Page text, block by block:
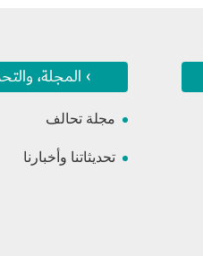
› المجلة،
مجلة تحالف
تحديثاتنا وأخبارنا